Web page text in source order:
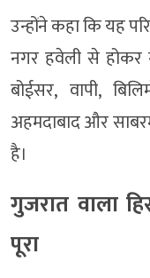
उन्होंने कहा कि यह
नगर हवेली से होकर
बोईसर, वापी,
अहमदाबाद और
है।
गुजरात वाला
पूरा